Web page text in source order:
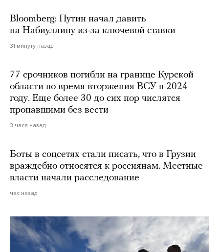
Bloomberg: Путин начал давить
на Набиуллину из-за ключевой ставки
31 минуту назад
77 срочников погибли на границе Курской
области во время вторжения ВСУ в 2024
году. Еще более 30 до сих пор числятся
пропавшими без вести
3 часа назад
Боты в соцсетях стали писать, что в Грузии
враждебно относятся к россиянам. Местные
власти начали расследование
час назад